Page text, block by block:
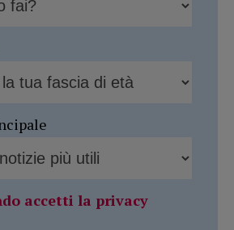
accetti la privacy